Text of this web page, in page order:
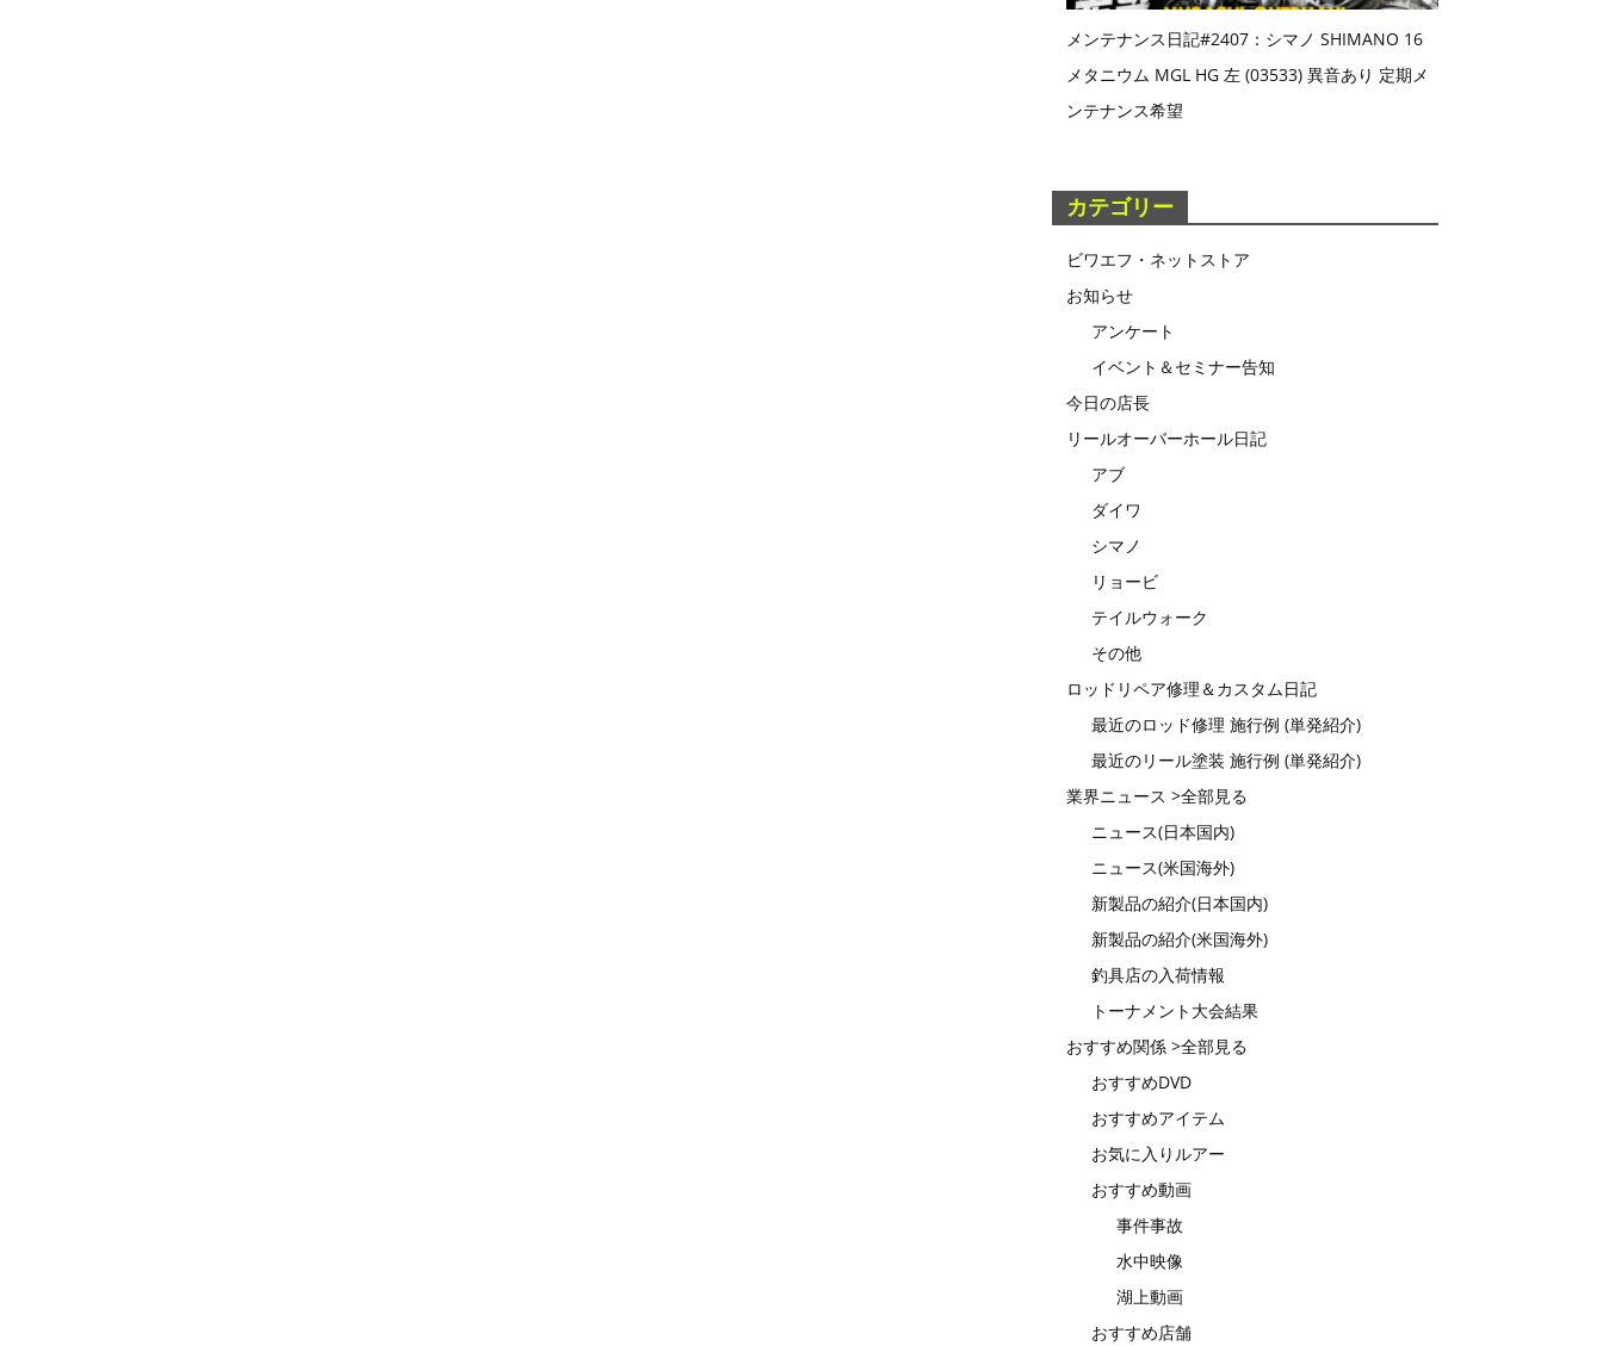
メンテナンス日記#2407：シマノ SHIMANO 16
メタニウム MGL HG 左 (03533) 異音あり 定期メ
ンテナンス希望
カテゴリー
ビワエフ・ネットストア
お知らせ
アンケート
イベント＆セミナー告知
今日の店長
リールオーバーホール日記
アブ
ダイワ
シマノ
リョービ
テイルウォーク
その他
ロッドリペア修理＆カスタム日記
最近のロッド修理 施行例 (単発紹介)
最近のリール塗装 施行例 (単発紹介)
業界ニュース >全部見る
ニュース(日本国内)
ニュース(米国海外)
新製品の紹介(日本国内)
新製品の紹介(米国海外)
釣具店の入荷情報
トーナメント大会結果
おすすめ関係 >全部見る
おすすめDVD
おすすめアイテム
お気に入りルアー
おすすめ動画
事件事故
水中映像
湖上動画
おすすめ店舗